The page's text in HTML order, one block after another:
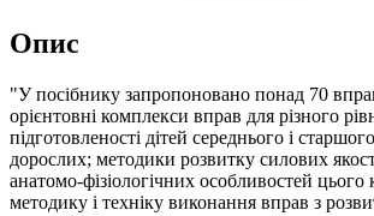
Опис
"У посібнику запропоновано понад 70
орієнтовні комплекси вправ для різного
підготовленості дітей середнього і
дорослих; методики розвитку силових
анатомо-фізіологічних особливостей цього
методику і техніку виконання вправ з